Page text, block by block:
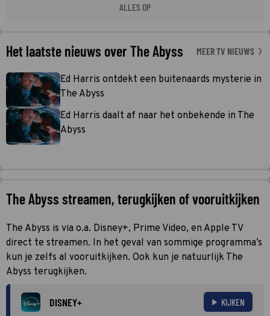
ALLES OP
Het laatste nieuws over The Abyss MEER TV NIEUWS
Ed Harris ontdekt een buitenaards mysterie in
The Abyss
Ed Harris daalt af naar het onbekende in The
Abyss
The Abyss streamen, terugkijken of vooruitkijken
The Abyss is via o.a. Disney+, Prime Video, en Apple TV
direct te streamen. In het geval van sommige programma’s
kun je zelfs al vooruitkijken. Ook kun je natuurlijk The
Abyss terugkijken.
DISNEY+ KIJKEN